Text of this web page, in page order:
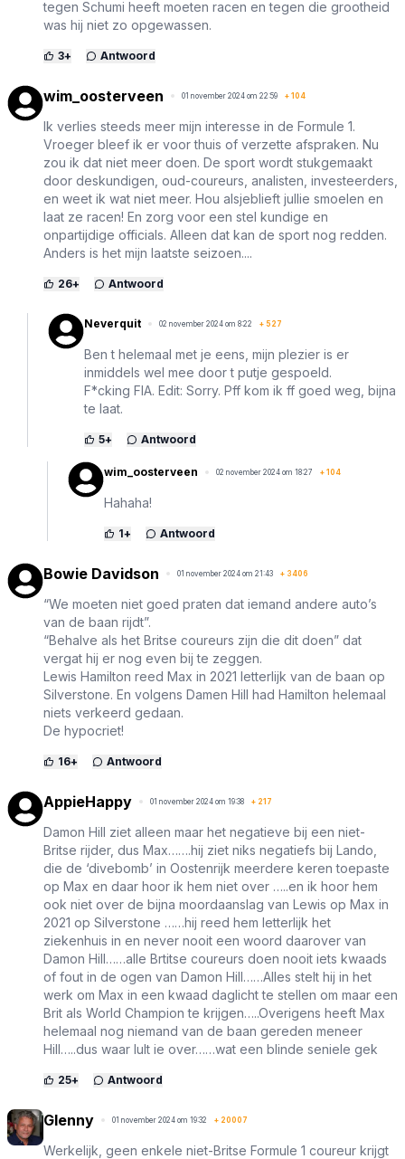
tegen Schumi heeft moeten racen en tegen die grootheid
was hij niet zo opgewassen.
3+ Antwoord
wim_oosterveen 01 november 2024 om 22:59 + 104
Ik verlies steeds meer mijn interesse in de Formule 1.
Vroeger bleef ik er voor thuis of verzette afspraken. Nu
zou ik dat niet meer doen. De sport wordt stukgemaakt
door deskundigen, oud-coureurs, analisten, investeerders,
en weet ik wat niet meer. Hou alsjeblieft jullie smoelen en
laat ze racen! En zorg voor een stel kundige en
onpartijdige officials. Alleen dat kan de sport nog redden.
Anders is het mijn laatste seizoen....
26+ Antwoord
Neverquit 02 november 2024 om 8:22 + 527
Ben t helemaal met je eens, mijn plezier is er
inmiddels wel mee door t putje gespoeld.
F*cking FIA. Edit: Sorry. Pff kom ik ff goed weg, bijna
te laat.
5+ Antwoord
wim_oosterveen 02 november 2024 om 18:27 + 104
Hahaha!
1+ Antwoord
Bowie Davidson 01 november 2024 om 21:43 + 3406
“We moeten niet goed praten dat iemand andere auto’s
van de baan rijdt”.
“Behalve als het Britse coureurs zijn die dit doen” dat
vergat hij er nog even bij te zeggen.
Lewis Hamilton reed Max in 2021 letterlijk van de baan op
Silverstone. En volgens Damen Hill had Hamilton helemaal
niets verkeerd gedaan.
De hypocriet!
16+ Antwoord
AppieHappy 01 november 2024 om 19:38 + 217
Damon Hill ziet alleen maar het negatieve bij een niet-
Britse rijder, dus Max…….hij ziet niks negatiefs bij Lando,
die de ‘divebomb’ in Oostenrijk meerdere keren toepaste
op Max en daar hoor ik hem niet over …..en ik hoor hem
ook niet over de bijna moordaanslag van Lewis op Max in
2021 op Silverstone ……hij reed hem letterlijk het
ziekenhuis in en never nooit een woord daarover van
Damon Hill……alle Brtitse coureurs doen nooit iets kwaads
of fout in de ogen van Damon Hill……Alles stelt hij in het
werk om Max in een kwaad daglicht te stellen om maar een
Brit als World Champion te krijgen…..Overigens heeft Max
helemaal nog niemand van de baan gereden meneer
Hill…..dus waar lult ie over……wat een blinde seniele gek
25+ Antwoord
Glenny 01 november 2024 om 19:32 + 20007
Werkelijk, geen enkele niet-Britse Formule 1 coureur krijgt